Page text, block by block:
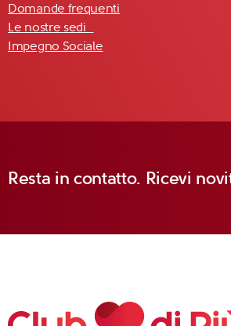
Domande frequenti
Le nostre sedi
Impegno Sociale
Resta in contatto. Ricevi